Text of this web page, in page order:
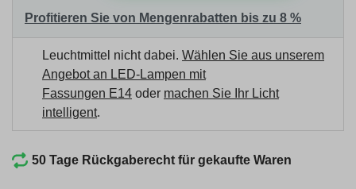
Profitieren Sie von Mengenrabatten bis zu 8 %
Leuchtmittel nicht dabei. Wählen Sie aus unserem
Angebot an LED-Lampen mit
Fassungen E14 oder machen Sie Ihr Licht
intelligent.
50 Tage Rückgaberecht für gekaufte Waren